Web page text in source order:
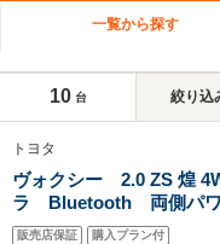
一覧から探す
10 台 絞り込
トヨタ
ヴォクシー 2.0 ZS 煌
ラ Bluetooth 両側パワ
ート オートライト
販売店保証 購入プラン付